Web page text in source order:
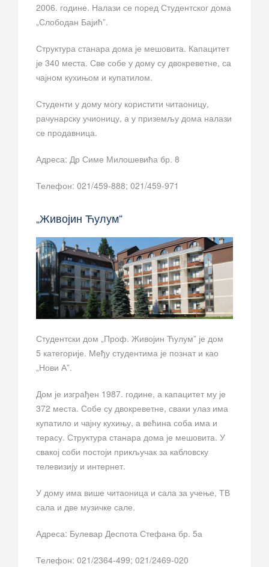
2006. године. Налази се поред Студентског дома
„Слободан Бајић”.
Структура станара дома је мешовита. Капацитет
је 340 места. Све собе у дому су двокреветне, са
чајном кухињом и купатилом.
Студенти у дому могу користити читаоницу,
рачунарску учионицу, а у приземљу дома налази
се продавница.
Адреса: Др Симе Милошевића бр. 8
Телефон: 021/459-888; 021/459-971
„Живојин Ћулум“
Студентски дом „Проф. Живојин Ћулум” је дом
5 категорије. Међу студентима је познат и као
„Нови А”.
Дом је изграђен 1987. године, а капацитет му је
372 места. Собе су двокреветне, сваки улаз има
купатило и чајну кухињу, а већина соба има и
терасу. Структура станара дома је мешовита. У
свакој соби постоји прикључак за кабловску
телевизију и интернет.
У дому има више читаоница и сала за учење, ТВ
сала и две музичке сале.
Адреса: Булевар Деспота Стефана бр. 5а
Телефон: 021/2364-499; 021/2469-020